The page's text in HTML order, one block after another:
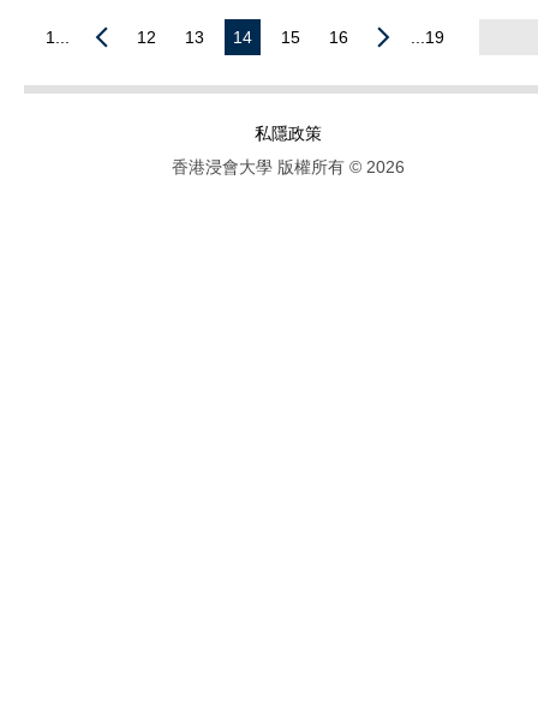
1... 12 13 14 15 16 ...19
私隱政策
香港浸會大學 版權所有 © 2026